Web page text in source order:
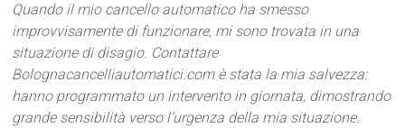
Quando il mio cancello automatico ha smesso
improvvisamente di funzionare, mi sono trovata in una
situazione di disagio. Contattare
Bolognacancelliautomatici.com è stata la mia salvezza:
hanno programmato un intervento in giornata, dimostrando
grande sensibilità verso l’urgenza della mia situazione.